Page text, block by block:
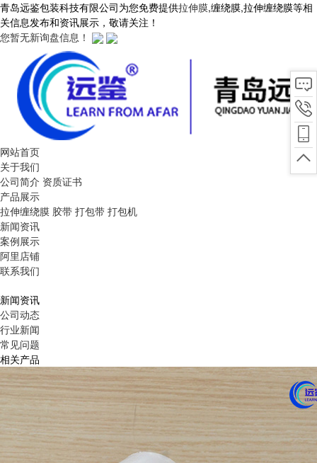
青岛远鉴包装科技有限公司为您免费提供拉伸膜,缠绕膜,拉伸缠绕膜等相
关信息发布和资讯展示，敬请关注！
您暂无新询盘信息！
网站首页
关于我们
公司简介 资质证书
产品展示
拉伸缠绕膜 胶带 打包带 打包机
新闻资讯
案例展示
阿里店铺
联系我们
新闻资讯
公司动态
行业新闻
常见问题
相关产品